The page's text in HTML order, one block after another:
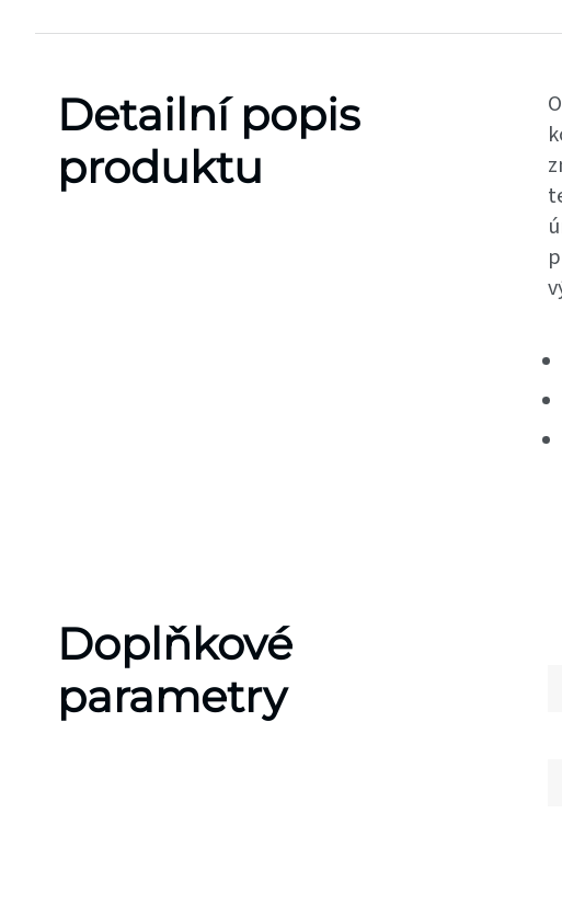
Detailní popis
produktu
Doplňkové
parametry